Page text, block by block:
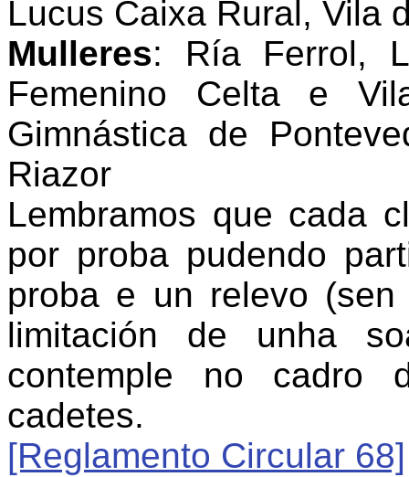
Lucus Caixa Rural, Vila
Mulleres: Ría Ferrol,
Femenino Celta e
Gimnástica de
Riazor
Lembramos que cada
por proba pudendo
proba e un relevo
limitación de unha
contemple no cadro
cadetes.
[Reglamento Circular 68]